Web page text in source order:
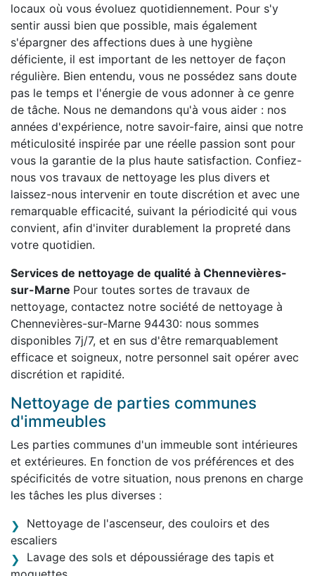
locaux où vous évoluez quotidiennement. Pour s'y
sentir aussi bien que possible, mais également
s'épargner des affections dues à une hygiène
déficiente, il est important de les nettoyer de façon
régulière. Bien entendu, vous ne possédez sans doute
pas le temps et l'énergie de vous adonner à ce genre
de tâche. Nous ne demandons qu'à vous aider : nos
années d'expérience, notre savoir-faire, ainsi que notre
méticulosité inspirée par une réelle passion sont pour
vous la garantie de la plus haute satisfaction. Confiez-
nous vos travaux de nettoyage les plus divers et
laissez-nous intervenir en toute discrétion et avec une
remarquable efficacité, suivant la périodicité qui vous
convient, afin d'inviter durablement la propreté dans
votre quotidien.
Services de nettoyage de qualité à Chennevières-
sur-Marne Pour toutes sortes de travaux de
nettoyage, contactez notre société de nettoyage à
Chennevières-sur-Marne 94430: nous sommes
disponibles 7j/7, et en sus d'être remarquablement
efficace et soigneux, notre personnel sait opérer avec
discrétion et rapidité.
Nettoyage de parties communes
d'immeubles
Les parties communes d'un immeuble sont intérieures
et extérieures. En fonction de vos préférences et des
spécificités de votre situation, nous prenons en charge
les tâches les plus diverses :
Nettoyage de l'ascenseur, des couloirs et des
escaliers
Lavage des sols et dépoussiérage des tapis et